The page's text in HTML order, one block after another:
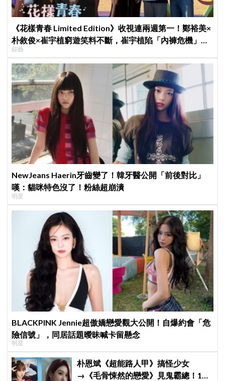
《花樣青春 Limited Edition》收視連兩週第一！鄭裕美×
朴敘俊×崔宇植窮遊笑料不斷，崔宇植陷「內褲危機」直
喊：可以出賣靈魂
綜藝
NewJeans Haerin牙齒變了！韓牙醫公開「前後對比」
嘆：貓咪特色沒了！粉絲超崩潰
明星
BLACKPINK Jennie超傲嬌戀愛觀大公開！自爆約會「危
險信號」，同居話題曖昧喊卡留懸念
明星
朴恩斌《超能路人甲》搞怪少女
→《毛骨悚然的戀愛》見鬼霸總！180